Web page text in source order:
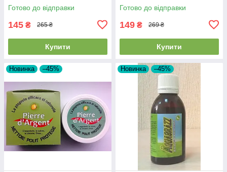
Готово до відправки
145 ₴ 265 ₴
Купити
Готово до відправки
149 ₴ 269 ₴
Купити
Новинка –45% Новинка –45%